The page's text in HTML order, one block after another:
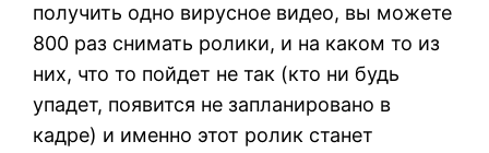
получить одно вирусное видео, вы можете
800 раз снимать ролики, и на каком то из
них, что то пойдет не так (кто ни будь
упадет, появится не запланировано в
кадре) и именно этот ролик станет